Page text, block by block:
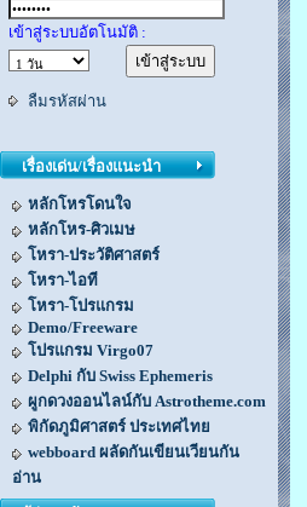
เข้าสู่ระบบอัตโนมัติ :
ลืมรหัสผ่าน
เรื่องเด่น/เรื่องแนะนำ
หลักโหรโดนใจ
หลักโหร-ศิวเมษ
โหรา-ประวัติศาสตร์
โหรา-ไอที
โหรา-โปรแกรม
Demo/Freeware
โปรแกรม Virgo07
Delphi กับ Swiss Ephemeris
ผูกดวงออนไลน์กับ Astrotheme.com
พิกัดภูมิศาสตร์ ประเทศไทย
webboard ผลัดกันเขียนเวียนกัน
อ่าน